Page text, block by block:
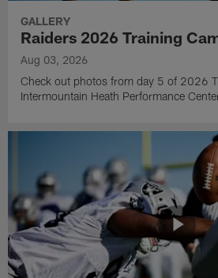
GALLERY
Raiders 2026 Training
Aug 03, 2026
Check out photos from day 5 of 2026
Intermountain Heath Performance